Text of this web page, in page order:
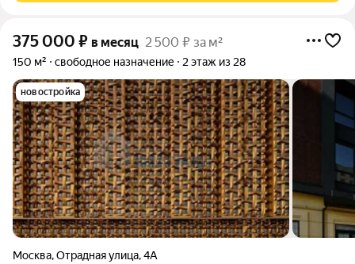
375 000 ₽ в месяц 2 500 ₽ за м²
150 м² свободное назначение 2 этаж из 28
новостройка
Москва,Отрадная улица,4А